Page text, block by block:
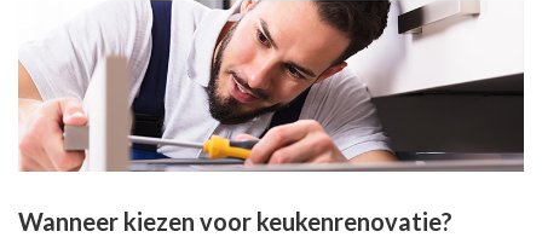
Wanneer kiezen voor keukenrenovatie?